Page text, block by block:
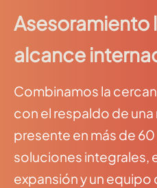
Asesoramiento
alcance
Combinamos la
con el respaldo de
presente en más de
soluciones integrales,
expansión y un equipo